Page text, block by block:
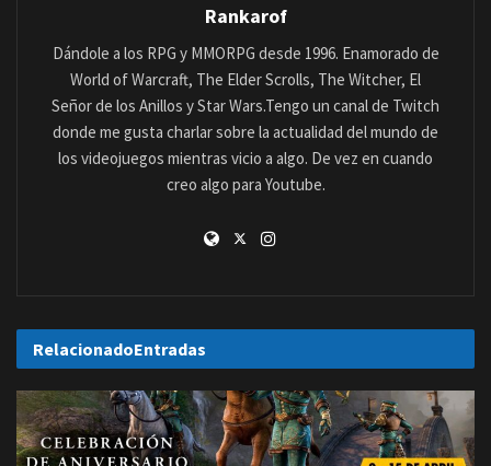
Rankarof
Dándole a los RPG y MMORPG desde 1996. Enamorado de
World of Warcraft, The Elder Scrolls, The Witcher, El
Señor de los Anillos y Star Wars.Tengo un canal de Twitch
donde me gusta charlar sobre la actualidad del mundo de
los videojuegos mientras vicio a algo. De vez en cuando
creo algo para Youtube.
RelacionadoEntradas